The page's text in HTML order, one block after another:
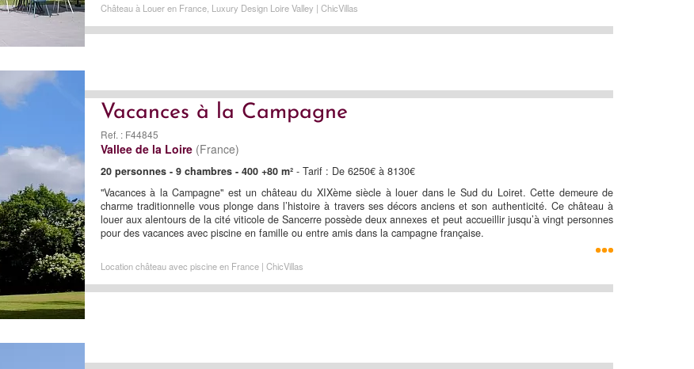
Château à Louer en France, Luxury Design Loire Valley | ChicVillas
Vacances à la Campagne
Ref. : F44845
Vallee de la Loire (France)
20 personnes - 9 chambres - 400 +80 m²- Tarif : De 6250€ à 8130€
"Vacances à la Campagne" est un château du XIXème siècle à louer dans le Sud du Loiret. Cette demeure de
charme traditionnelle vous plonge dans l’histoire à travers ses décors anciens et son authenticité. Ce château à
louer aux alentours de la cité viticole de Sancerre possède deux annexes et peut accueillir jusqu’à vingt personnes
pour des vacances avec piscine en famille ou entre amis dans la campagne française.
Location château avec piscine en France | ChicVillas